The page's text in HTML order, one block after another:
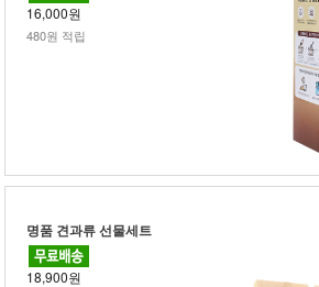
16,000원
480원 적립
명품 견과류 선물세트
18,900원